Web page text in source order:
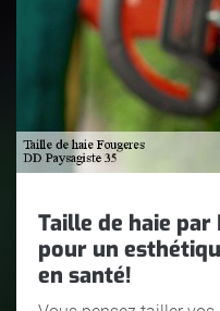
Taille de haie par
pour un
en santé!